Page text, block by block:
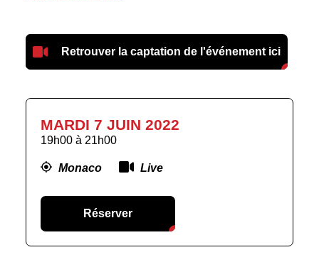
Retrouver la captation de l'événement ici
MARDI 7 JUIN 2022
19h00 à 21h00
Monaco Live
Réserver